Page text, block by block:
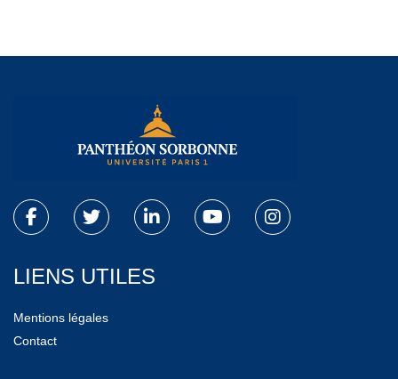
LIENS UTILES
Mentions légales
Contact